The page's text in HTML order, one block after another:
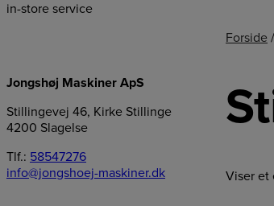
in-store service
Forside
Viser et
Jongshøj Maskiner ApS
Stillingevej 46, Kirke Stillinge
4200 Slagelse
Tlf.: 58547276
info@jongshoej-maskiner.dk